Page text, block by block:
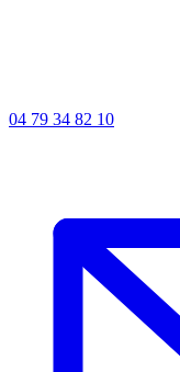
04 79 34 82 10